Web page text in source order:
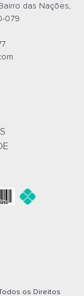
das Nações,
079
Todos os Direitos